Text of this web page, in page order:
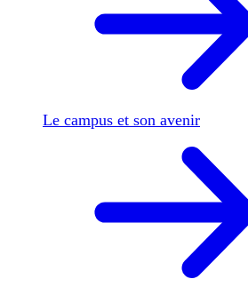
Le campus et son avenir